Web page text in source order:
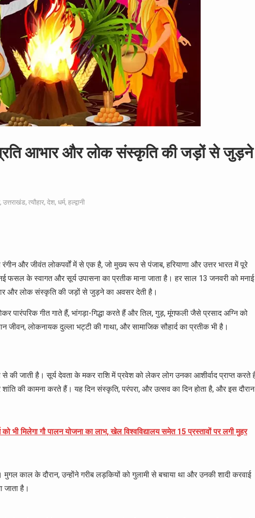
आभार और लोक संस्कृति की जड़ों से जुड़ने
, उत्तराखंड, त्यौहार, देश, धर्म, हल्द्वानी
और जीवंत लोकपर्वों में से एक है, जो मुख्य रूप से पंजाब, हरियाणा और उत्तर भारत में पूरे
फसल के स्वागत और सूर्य उपासना का प्रतीक माना जाता है। हर साल 13 जनवरी को मनाई
और लोक संस्कृति की जड़ों से जुड़ने का अवसर देती है।
पारंपरिक गीत गाते हैं, भांगड़ा-गिद्धा करते हैं और तिल, गुड़, मूंगफली जैसे प्रसाद अग्नि को
जीवन, लोकनायक दुल्ला भट्टी की गाथा, और सामाजिक सौहार्द का प्रतीक भी है।
की जाती है। सूर्य देवता के मकर राशि में प्रवेश को लेकर लोग उनका आशीर्वाद प्राप्त करते
की कामना करते हैं। यह दिन संस्कृति, परंपरा, और उत्सव का दिन होता है, और इस दौरान
भी मिलेगा गौ पालन योजना का लाभ, खेल विश्वविद्यालय समेत 15 प्रस्तावों पर लगी मुहर
मुगल काल के दौरान, उन्होंने गरीब लड़कियों को गुलामी से बचाया था और उनकी शादी करवाई
जाता है।